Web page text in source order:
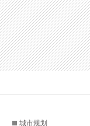
城市规划